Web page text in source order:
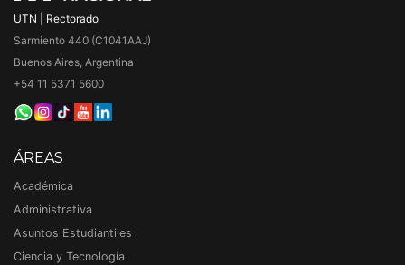
UTN | Rectorado
Sarmiento 440 (C1041AAJ)
Buenos Aires, Argentina
+54 11 5371 5600
ÁREAS
Académica
Administrativa
Asuntos Estudiantiles
Ciencia y Tecnología